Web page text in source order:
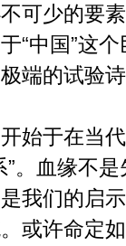
可少的要
“中国”这
端的试验
于在当代
”。血缘不
我们的启
或许命定